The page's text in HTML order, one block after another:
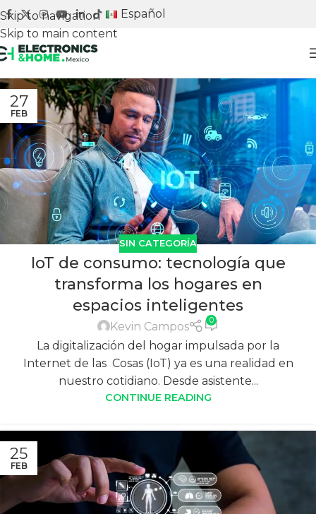
Skip to navigation
Skip to main content
Español
27
FEB
SIN CATEGORÍA
IoT de consumo: tecnología que
transforma los hogares en
espacios inteligentes
Kevin Campos 0
La digitalización del hogar impulsada por la
Internet de las Cosas (IoT) ya es una realidad en
nuestro cotidiano. Desde asistente...
CONTINUE READING
25
FEB